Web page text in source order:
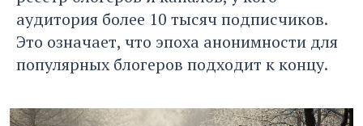
аудитория более 10 тысяч подписчиков.
Это означает, что эпоха анонимности для
популярных блогеров подходит к концу.